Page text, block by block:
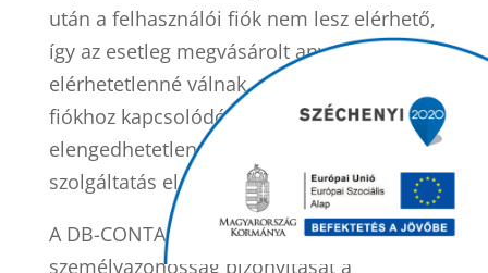
után a felhasználói fiók nem lesz elérhető,
így az esetleg megvásárolt anyagok is
elérhetetlenné válnak, mivel a felhasználói
fiókhoz kapcsolódó személyes adatok
elengedhetetlenül szükségesek a
szolgáltatás eléréséhez.
A DB-CONTACT KÖNYVELŐ Kft.kéri a
személyazonosság bizonyítását a